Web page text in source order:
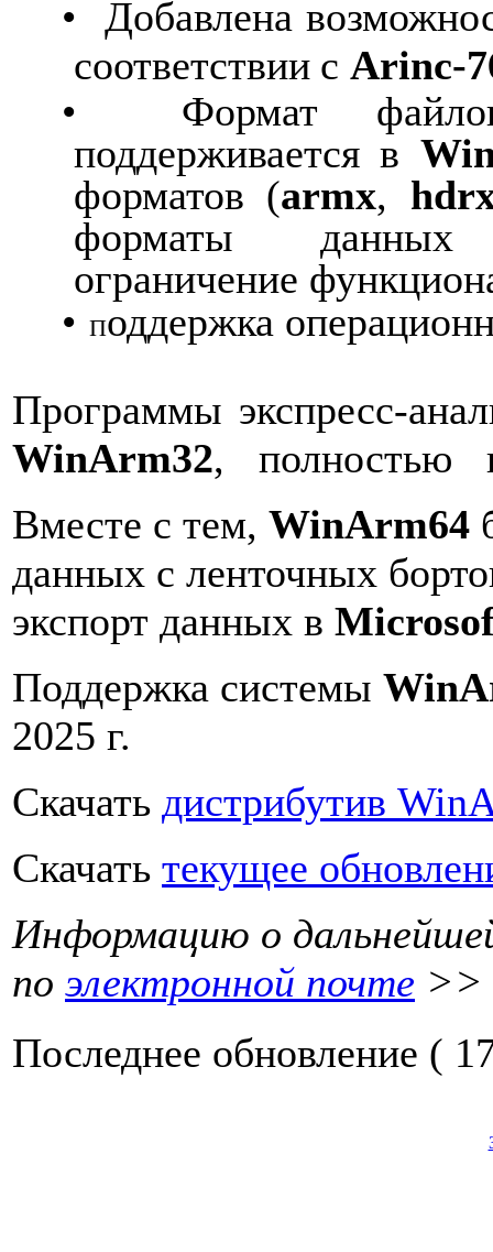
•
Добавлена
соответствии с Arinc-
•
Формат
поддерживается в
форматов (armx,
форматы
данных
ограничение
• Поддержка
Программы экспресс-
WinArm32, полностью
Вместе с тем, WinArm64
данных с ленточных
экспорт данных в
Поддержка системы
2025 г.
Скачать дистрибутив
Скачать текущее
Информацию о
по электронной почте >>
Последнее обновление (